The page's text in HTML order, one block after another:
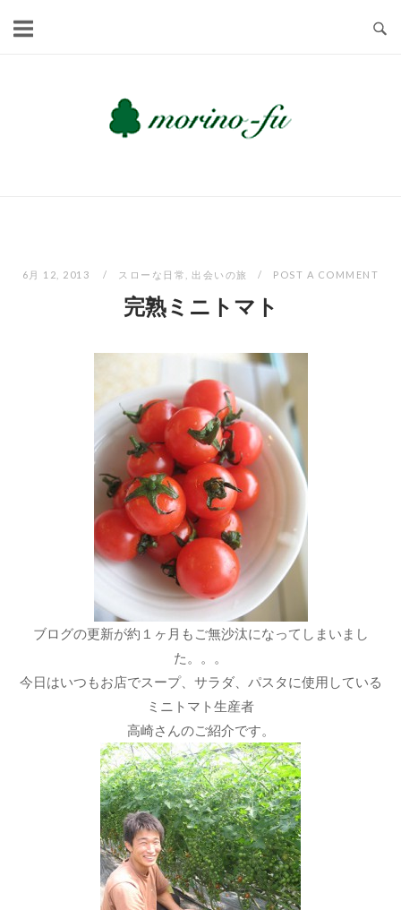
6月 12, 2013 スローな日常 出会いの旅 POST A COMMENT
完熟ミニトマト
ブログの更新が約１ヶ月もご無沙汰になってしまいまし
た。。。
今日はいつもお店でスープ、サラダ、パスタに使用している
ミニトマト生産者
高崎さんのご紹介です。